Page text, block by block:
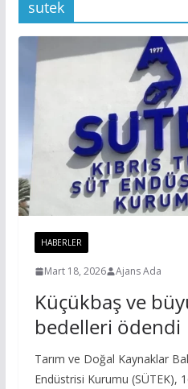
sutek
HABERLER
Mart 18, 2026 Ajans Ada
Küçükbaş ve
bedelleri ödendi
Tarım ve Doğal Kaynaklar
Endüstrisi Kurumu (SÜTEK),